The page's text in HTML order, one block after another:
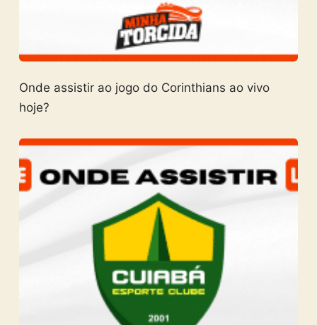
Onde assistir ao jogo do Corinthians ao vivo
hoje?